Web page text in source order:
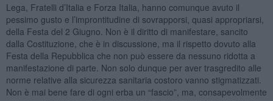
Lega, Fratelli d’Italia e Forza Italia, hanno comunque avuto il
pessimo gusto e l’improntitudine di sovrapporsi, quasi appropriarsi,
della Festa del 2 Giugno. Non è il diritto di manifestare, sancito
dalla Costituzione, che è in discussione, ma il rispetto dovuto alla
Festa della Repubblica che non può essere da nessuno ridotta a
manifestazione di parte. Non solo dunque per aver trasgredito alle
norme relative alla sicurezza sanitaria costoro vanno stigmatizzati.
Non è mai bene fare di ogni erba un “fascio”, ma, consapevolmente